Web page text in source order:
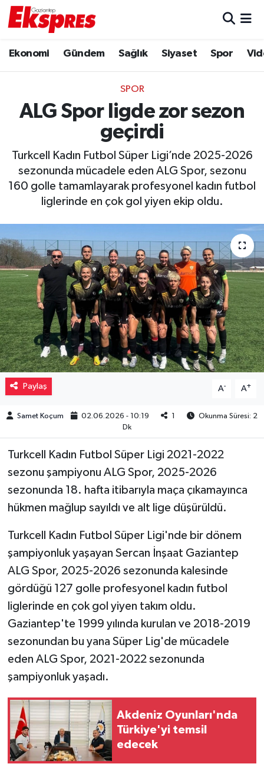
Ekonomi Gündem Sağlık Siyaset Spor
SPOR
ALG Spor ligde zor sezon
geçirdi
Turkcell Kadın Futbol Süper Ligi’nde 2025-2026
sezonunda mücadele eden ALG Spor, sezonu
160 golle tamamlayarak profesyonel kadın futbol
liglerinde en çok gol yiyen ekip oldu.
Paylaş A- A+
Samet Koçum 02.06.2026 - 10:19 1
Okunma Süresi: 2
Dk
Turkcell Kadın Futbol Süper Ligi 2021-2022
sezonu şampiyonu ALG Spor, 2025-2026
sezonunda 18. hafta itibarıyla maça çıkamayınca
hükmen mağlup sayıldı ve alt lige düşürüldü.
Turkcell Kadın Futbol Süper Ligi'nde bir dönem
şampiyonluk yaşayan Sercan İnşaat Gaziantep
ALG Spor, 2025-2026 sezonunda kalesinde
gördüğü 127 golle profesyonel kadın futbol
liglerinde en çok gol yiyen takım oldu.
Gaziantep'te 1999 yılında kurulan ve 2018-2019
sezonundan bu yana Süper Lig'de mücadele
eden ALG Spor, 2021-2022 sezonunda
şampiyonluk yaşadı.
Akdeniz Oyunları'nda
Türkiye'yi temsil
edecek
Ekonomi
Gaziantep son dakika
Gündem
Haberler
Kültür Sanat
Magazin
Müzik
Piyasa
Resmi İlanlar
Sağlık
Teknoloji
Video Haber
Yaşam
Yemek
Trafik Durumu
Puan Durumu ve Fikstür
Tüm Manşetler
Son Dakika Haberleri
Haber Arşivi